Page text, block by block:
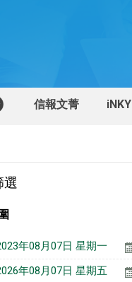
信報文菁 iNKY
選
年08月07日 星期一
年08月07日 星期五